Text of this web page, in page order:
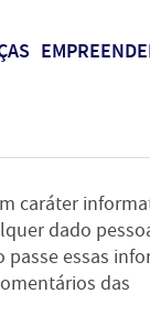
caráter
dado
essas
das